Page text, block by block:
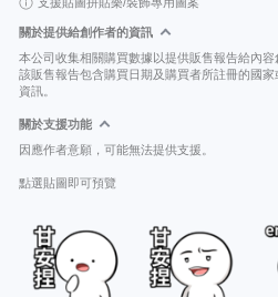
關於提供給創作者的資訊
本公司收集相關購買數據以提供販售報告給內容
該販售報告包含購買日期及購買者所註冊的國
資訊。
關於支援功能
因應作者意願，可能無法提供支援。
點選貼圖即可預覽